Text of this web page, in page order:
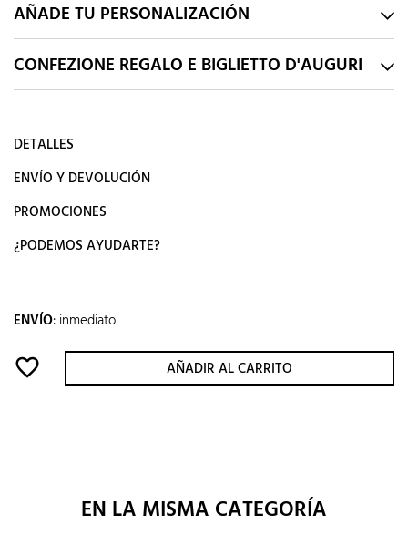
AÑADE TU PERSONALIZACIÓN
CONFEZIONE REGALO E BIGLIETTO D'AUGURI
DETALLES
ENVÍO Y DEVOLUCIÓN
PROMOCIONES
¿PODEMOS AYUDARTE?
ENVÍO: inmediato
favorite_border AÑADIR AL CARRITO
EN LA MISMA CATEGORÍA